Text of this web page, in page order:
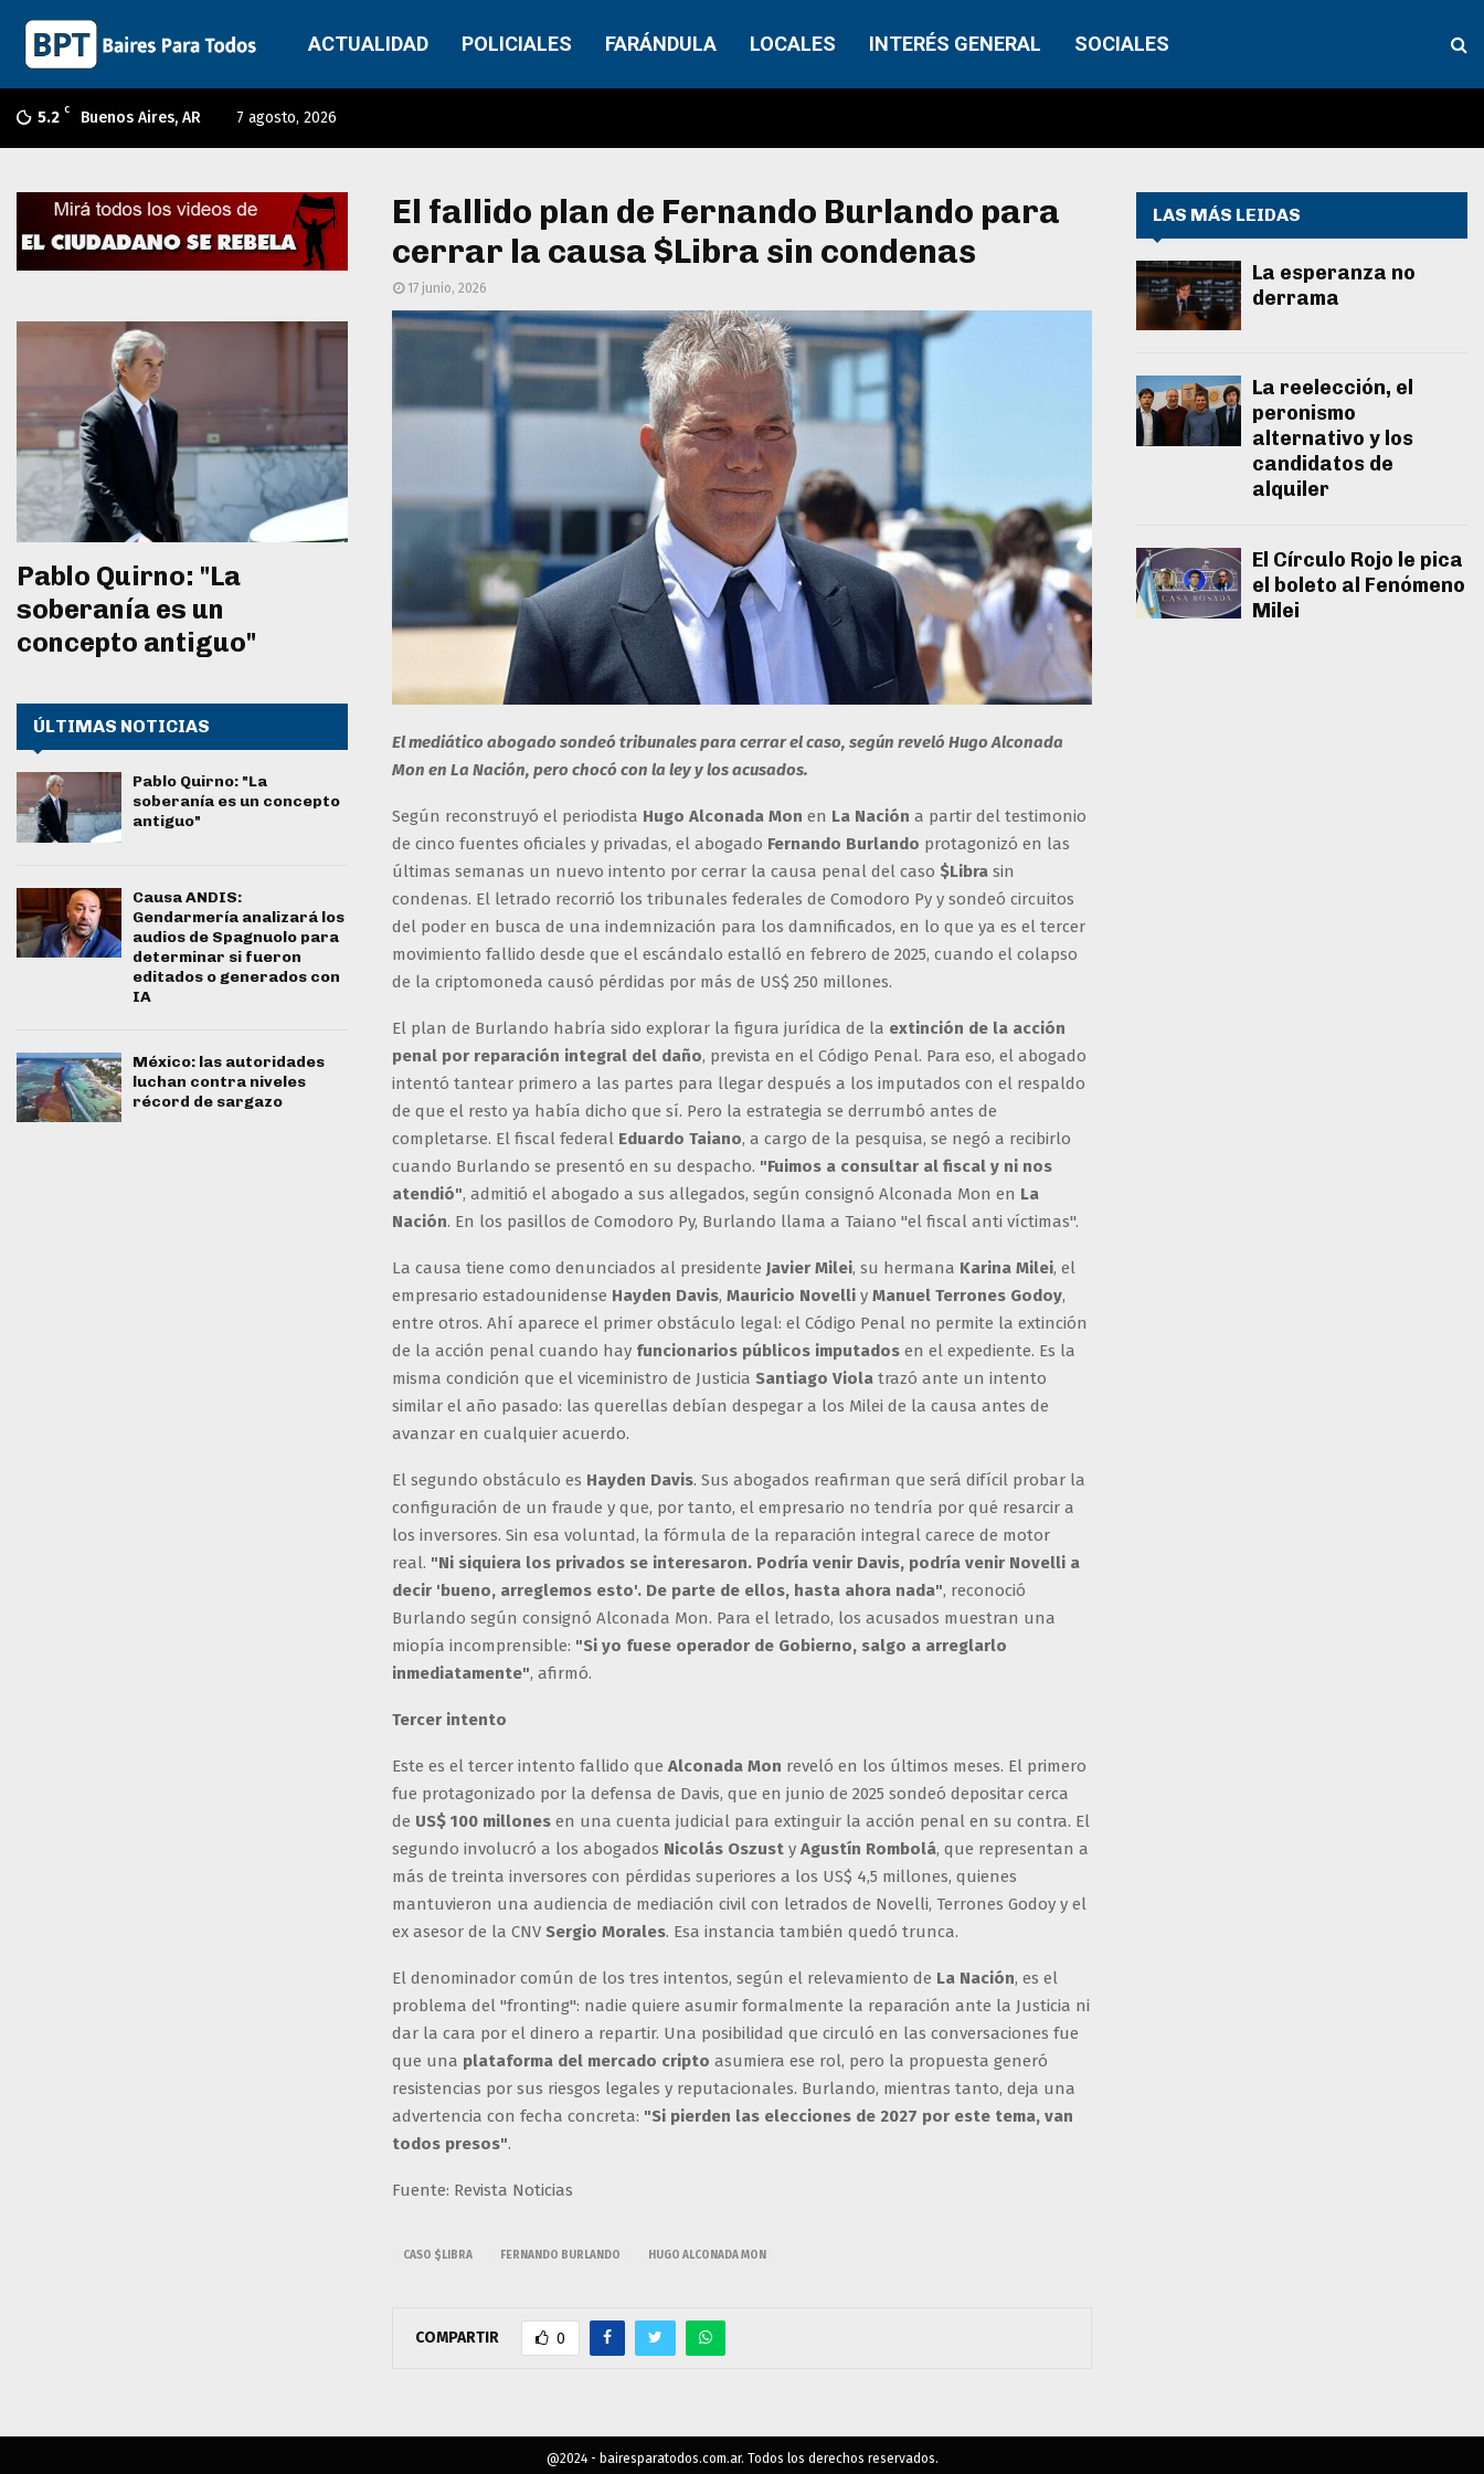
ACTUALIDAD POLICIALES FARÁNDULA LOCALES INTERÉS GENERAL SOCIALES
5.2 C Buenos Aires, AR 7 agosto, 2026
El fallido plan de Fernando Burlando para
cerrar la causa $Libra sin condenas
17 junio, 2026
El mediático abogado sondeó tribunales para cerrar el caso, según reveló Hugo Alconada
Mon en La Nación, pero chocó con la ley y los acusados.
Según reconstruyó el periodista Hugo Alconada Mon en La Nación a partir del testimonio
de cinco fuentes oficiales y privadas, el abogado Fernando Burlando protagonizó en las
últimas semanas un nuevo intento por cerrar la causa penal del caso $Libra sin
condenas. El letrado recorrió los tribunales federales de Comodoro Py y sondeó circuitos
del poder en busca de una indemnización para los damnificados, en lo que ya es el tercer
movimiento fallido desde que el escándalo estalló en febrero de 2025, cuando el colapso
de la criptomoneda causó pérdidas por más de US$ 250 millones.
El plan de Burlando habría sido explorar la figura jurídica de la extinción de la acción
penal por reparación integral del daño, prevista en el Código Penal. Para eso, el abogado
intentó tantear primero a las partes para llegar después a los imputados con el respaldo
de que el resto ya había dicho que sí. Pero la estrategia se derrumbó antes de
completarse. El fiscal federal Eduardo Taiano, a cargo de la pesquisa, se negó a recibirlo
cuando Burlando se presentó en su despacho. "Fuimos a consultar al fiscal y ni nos
atendió", admitió el abogado a sus allegados, según consignó Alconada Mon en La
Nación. En los pasillos de Comodoro Py, Burlando llama a Taiano "el fiscal anti víctimas".
La causa tiene como denunciados al presidente Javier Milei, su hermana Karina Milei, el
empresario estadounidense Hayden Davis, Mauricio Novelli y Manuel Terrones Godoy,
entre otros. Ahí aparece el primer obstáculo legal: el Código Penal no permite la extinción
de la acción penal cuando hay funcionarios públicos imputados en el expediente. Es la
misma condición que el viceministro de Justicia Santiago Viola trazó ante un intento
similar el año pasado: las querellas debían despegar a los Milei de la causa antes de
avanzar en cualquier acuerdo.
El segundo obstáculo es Hayden Davis. Sus abogados reafirman que será difícil probar la
configuración de un fraude y que, por tanto, el empresario no tendría por qué resarcir a
los inversores. Sin esa voluntad, la fórmula de la reparación integral carece de motor
real. "Ni siquiera los privados se interesaron. Podría venir Davis, podría venir Novelli a
decir 'bueno, arreglemos esto'. De parte de ellos, hasta ahora nada", reconoció
Burlando según consignó Alconada Mon. Para el letrado, los acusados muestran una
miopía incomprensible: "Si yo fuese operador de Gobierno, salgo a arreglarlo
inmediatamente", afirmó.
Tercer intento
Este es el tercer intento fallido que Alconada Mon reveló en los últimos meses. El primero
fue protagonizado por la defensa de Davis, que en junio de 2025 sondeó depositar cerca
de US$ 100 millones en una cuenta judicial para extinguir la acción penal en su contra. El
segundo involucró a los abogados Nicolás Oszust y Agustín Rombolá, que representan a
más de treinta inversores con pérdidas superiores a los US$ 4,5 millones, quienes
mantuvieron una audiencia de mediación civil con letrados de Novelli, Terrones Godoy y el
ex asesor de la CNV Sergio Morales. Esa instancia también quedó trunca.
El denominador común de los tres intentos, según el relevamiento de La Nación, es el
problema del "fronting": nadie quiere asumir formalmente la reparación ante la Justicia ni
dar la cara por el dinero a repartir. Una posibilidad que circuló en las conversaciones fue
que una plataforma del mercado cripto asumiera ese rol, pero la propuesta generó
resistencias por sus riesgos legales y reputacionales. Burlando, mientras tanto, deja una
advertencia con fecha concreta: "Si pierden las elecciones de 2027 por este tema, van
todos presos".
Fuente: Revista Noticias
CASO $LIBRA FERNANDO BURLANDO HUGO ALCONADA MON
COMPARTIR 0
Pablo Quirno: "La
soberanía es un
concepto antiguo"
ÚLTIMAS NOTICIAS
Pablo Quirno: "La
soberanía es un concepto
antiguo"
Causa ANDIS:
Gendarmería analizará los
audios de Spagnuolo para
determinar si fueron
editados o generados con
IA
México: las autoridades
luchan contra niveles
récord de sargazo
LAS MÁS LEIDAS
La esperanza no
derrama
La reelección, el
peronismo
alternativo y los
candidatos de
alquiler
El Círculo Rojo le pica
el boleto al Fenómeno
Milei
@2024 - bairesparatodos.com.ar. Todos los derechos reservados.